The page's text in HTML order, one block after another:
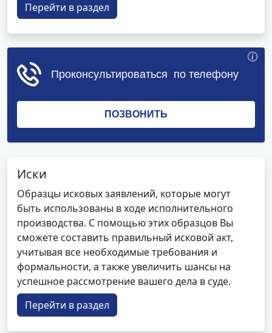
Перейти в раздел
Иски
Образцы исковых заявлений, которые могут
быть использованы в ходе исполнительного
производства. С помощью этих образцов Вы
сможете составить правильный исковой акт,
учитывая все необходимые требования и
формальности, а также увеличить шансы на
успешное рассмотрение вашего дела в суде.
Перейти в раздел